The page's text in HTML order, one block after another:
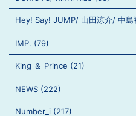
Hey! Say! JUMP/ 山田涼介/ 中島
IMP. (79)
King ＆ Prince (21)
NEWS (222)
Number_i (217)